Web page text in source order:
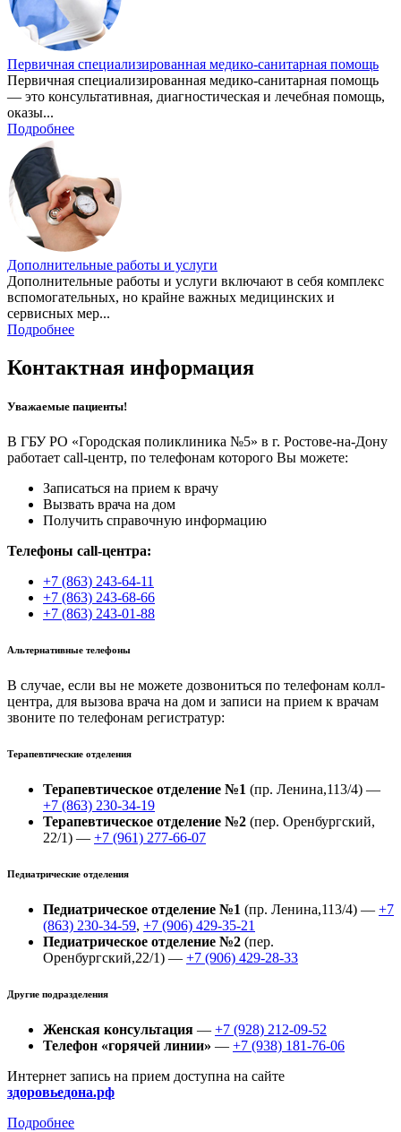
Первичная специализированная медико-санитарная помощь
Первичная специализированная медико-санитарная помощь
— это консультативная, диагностическая и лечебная помощь,
оказы...
Подробнее
Дополнительные работы и услуги
Дополнительные работы и услуги включают в себя комплекс
вспомогательных, но крайне важных медицинских и
сервисных мер...
Подробнее
Контактная информация
Уважаемые пациенты!
В ГБУ РО «Городская поликлиника №5» в г. Ростове-на-Дону
работает call-центр, по телефонам которого Вы можете:
Записаться на прием к врачу
Вызвать врача на дом
Получить справочную информацию
Телефоны call-центра:
+7 (863) 243-64-11
+7 (863) 243-68-66
+7 (863) 243-01-88
Альтернативные телефоны
В случае, если вы не можете дозвониться по телефонам колл-
центра, для вызова врача на дом и записи на прием к врачам
звоните по телефонам регистратур:
Терапевтические отделения
Терапевтическое отделение №1 (пр. Ленина,113/4) —
+7 (863) 230-34-19
Терапевтическое отделение №2 (пер. Оренбургский,
22/1) — +7 (961) 277-66-07
Педиатрические отделения
Педиатрическое отделение №1 (пр. Ленина,113/4) — +7
(863) 230-34-59, +7 (906) 429-35-21
Педиатрическое отделение №2 (пер.
Оренбургский,22/1) — +7 (906) 429-28-33
Другие подразделения
Женская консультация — +7 (928) 212-09-52
Телефон «горячей линии» — +7 (938) 181-76-06
Интернет запись на прием доступна на сайте
здоровьедона.рф
Подробнее